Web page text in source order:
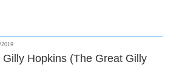
Hopkins (The Great Gilly